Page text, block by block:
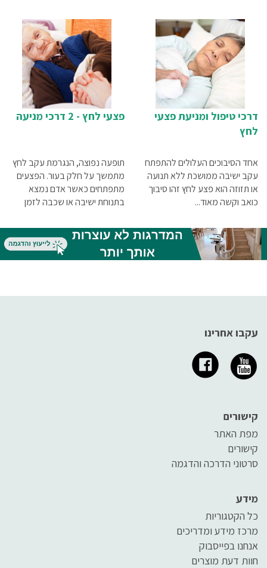
דרכי טיפול ומניעת פצעי
לחץ
אחד הסיבוכים העלולים להתפתח
עקב ישיבה ממושכת ללא תנועה
או תזוזה הוא פצע לחץ זהו סיבוך
כואב וקשה מאוד...
פצעי לחץ - 2 דרכי מניעה
תופעה נפוצה, הנגרמת עקב לחץ
מתמשך על חלק בעור. הפצעים
מתפתחים כאשר אדם נמצא
בתנוחת ישיבה או שכבה לזמן
העור בכוח. זוהי בעיה מוכרת
שאיתה מתמודדים רופאים ואנשי
סיעוד בכל העולם.
עקבו אחרינו
קישורים
מפת האתר
קישורים
סרטוני הדרכה והדגמה
מידע
כל הקטגוריות
מרכז מידע ומדריכים
אנחנו בפייסבוק
חוות דעת מוצרים